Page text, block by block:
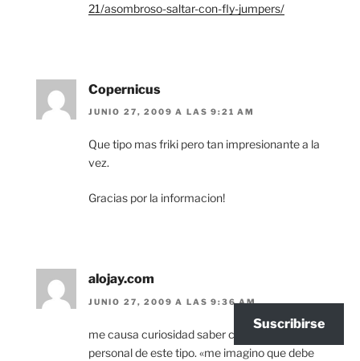
21/asombroso-saltar-con-fly-jumpers/
Copernicus
JUNIO 27, 2009 A LAS 9:21 AM
Que tipo mas friki pero tan impresionante a la
vez.
Gracias por la informacion!
alojay.com
JUNIO 27, 2009 A LAS 9:36 AM
me causa curiosidad saber como será la vida
personal de este tipo. «me imagino que debe
Suscribirse